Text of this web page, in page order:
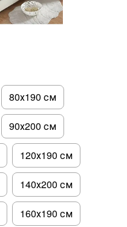
80х190 см
90х200 см
120х190 см
140х200 см
160х190 см